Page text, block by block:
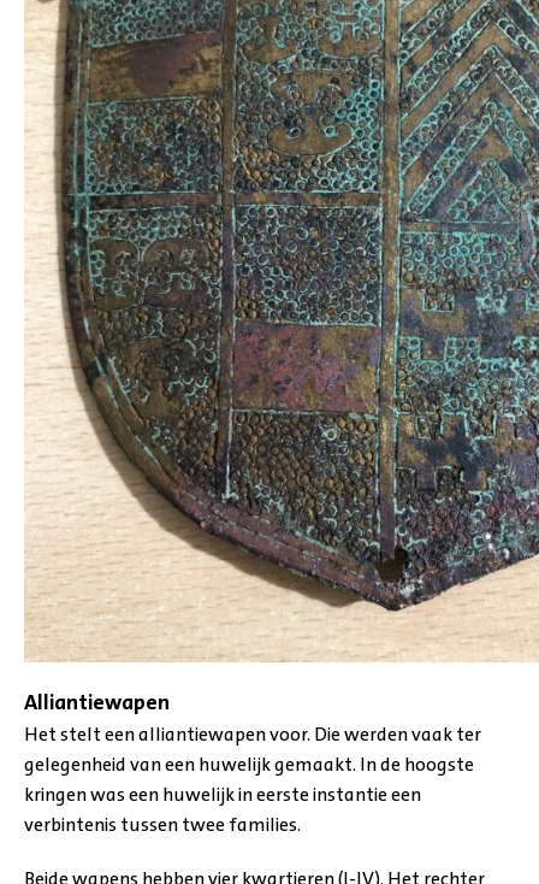
Alliantiewapen
Het stelt een alliantiewapen voor. Die werden vaak ter
gelegenheid van een huwelijk gemaakt. In de hoogste
kringen was een huwelijk in eerste instantie een
verbintenis tussen twee families.
Beide wapens hebben vier kwartieren (I-IV). Het rechter